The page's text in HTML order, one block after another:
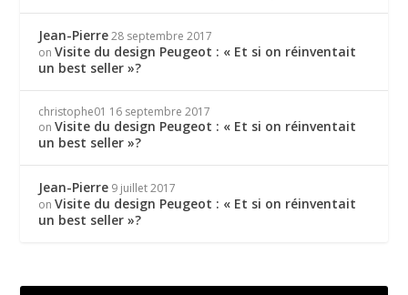
Jean-Pierre 28 septembre 2017
onVisite du design Peugeot : « Et si on réinventait
un best seller »?
christophe01 16 septembre 2017
onVisite du design Peugeot : « Et si on réinventait
un best seller »?
Jean-Pierre 9 juillet 2017
onVisite du design Peugeot : « Et si on réinventait
un best seller »?